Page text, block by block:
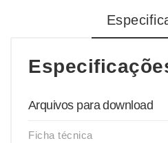
Arquivos para download
Ficha técnica